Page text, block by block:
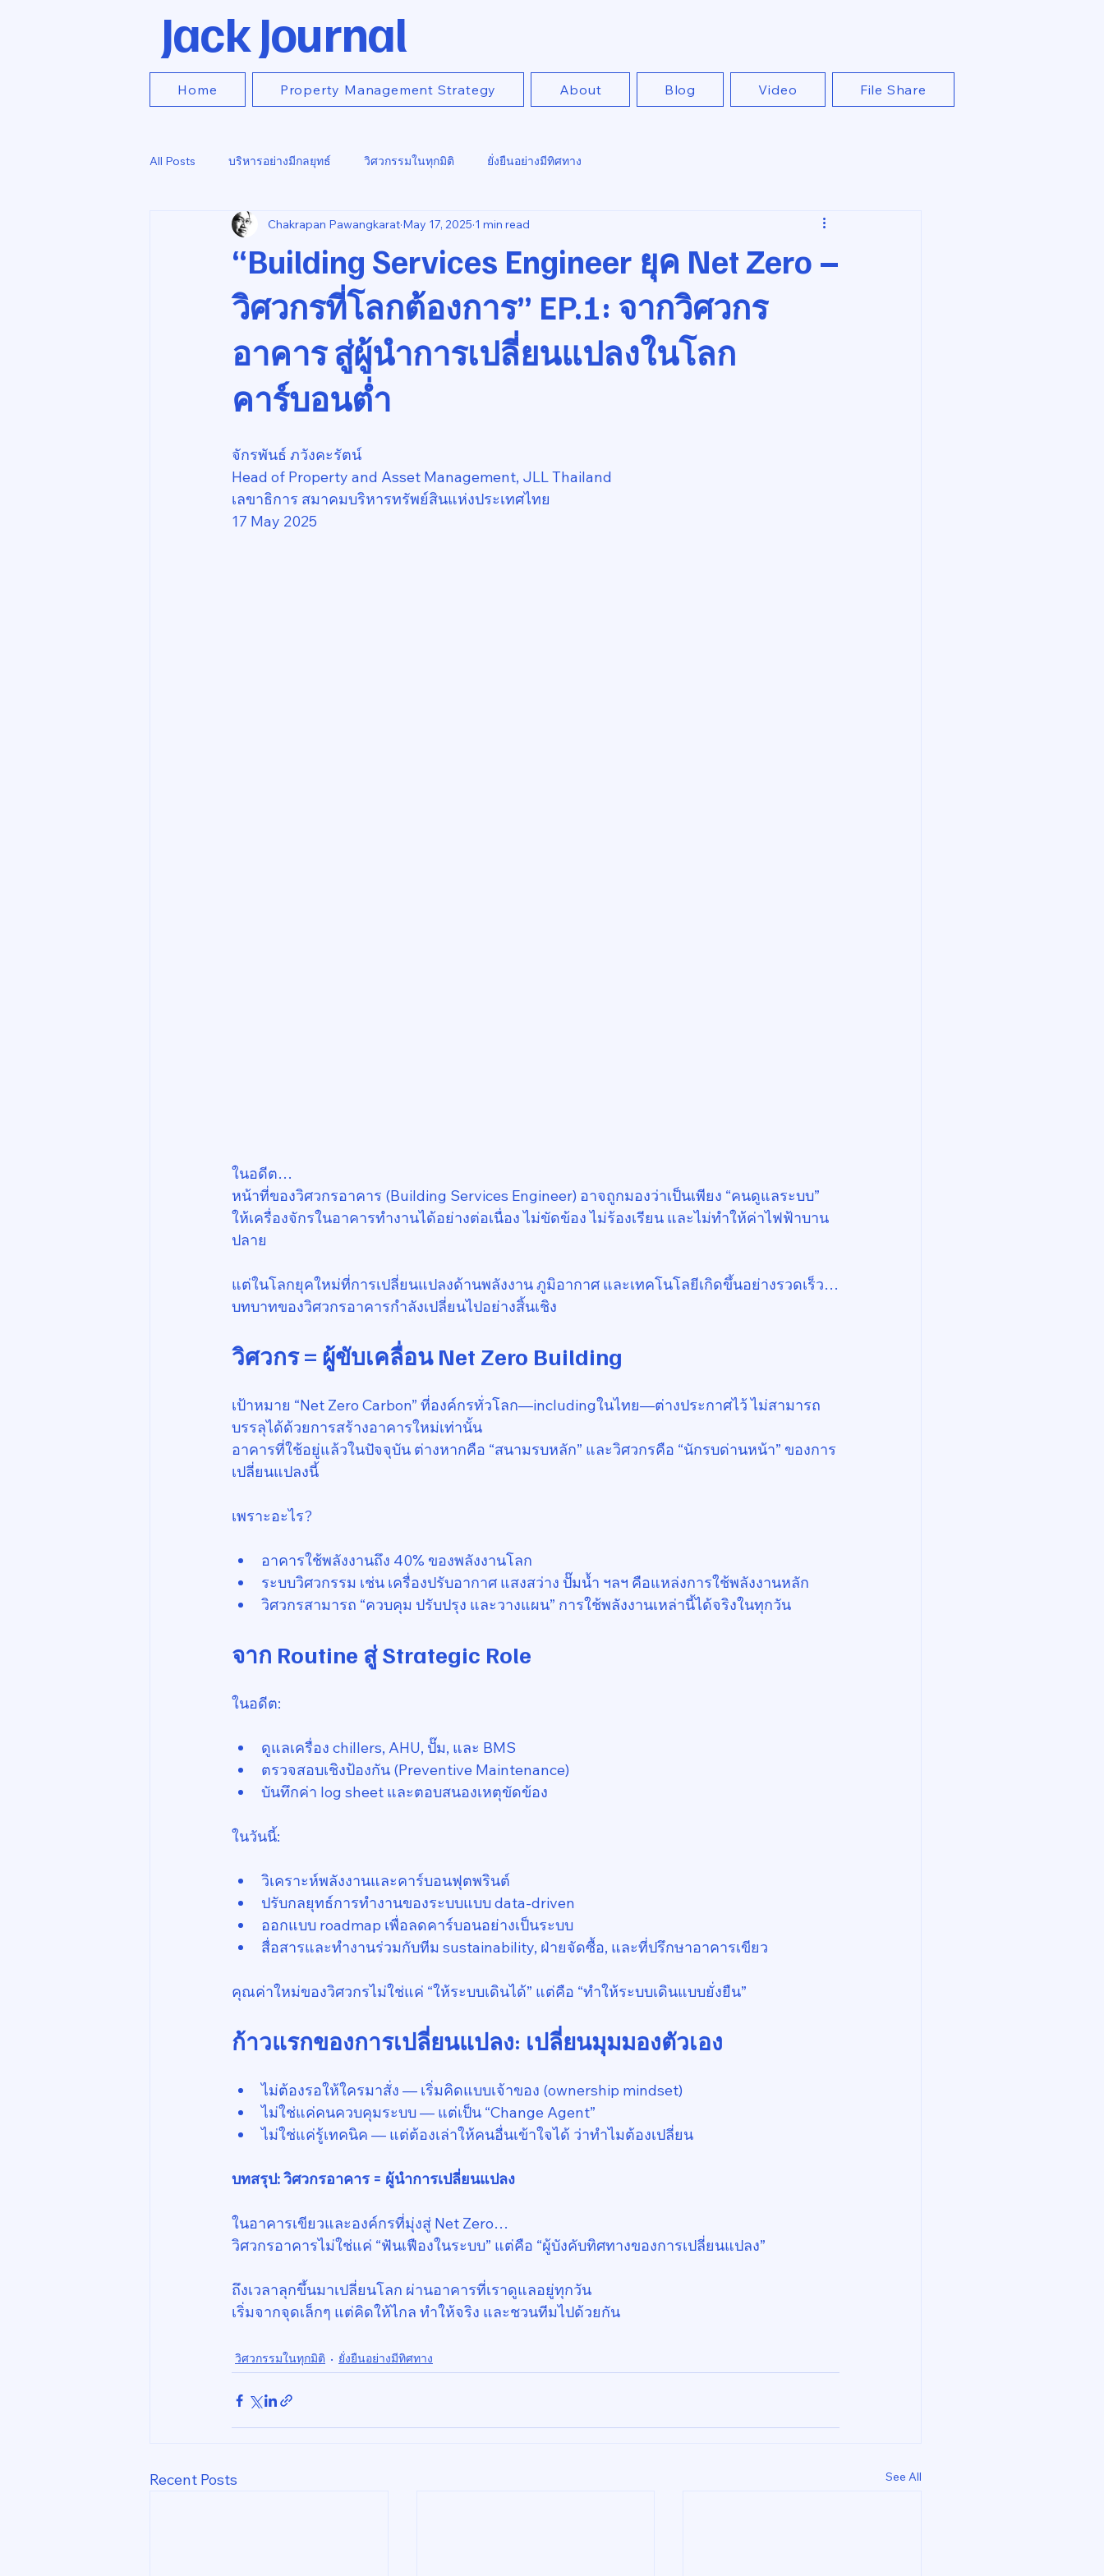
Jack Journal
Home Property Management Strategy About Blog Video File Share
All Posts บริหารอย่างมีกลยุทธ์ วิศวกรรมในทุกมิติ ยั่งยืนอย่างมีทิศทาง
“Building Services Engineer ยุค Net Zero –
วิศวกรที่โลกต้องการ” EP.1: จากวิศวกร
อาคาร สู่ผู้นำการเปลี่ยนแปลงในโลก
คาร์บอนต่ำ
Chakrapan Pawangkarat May 17, 2025 1 min read
จักรพันธ์ ภวังคะรัตน์
Head of Property and Asset Management, JLL Thailand
เลขาธิการ สมาคมบริหารทรัพย์สินแห่งประเทศไทย
17 May 2025
ในอดีต…
หน้าที่ของวิศวกรอาคาร (Building Services Engineer) อาจถูกมองว่าเป็นเพียง “คนดูแลระบบ”
ให้เครื่องจักรในอาคารทำงานได้อย่างต่อเนื่อง ไม่ขัดข้อง ไม่ร้องเรียน และไม่ทำให้ค่าไฟฟ้าบาน
ปลาย
แต่ในโลกยุคใหม่ที่การเปลี่ยนแปลงด้านพลังงาน ภูมิอากาศ และเทคโนโลยีเกิดขึ้นอย่างรวดเร็ว…
บทบาทของวิศวกรอาคารกำลังเปลี่ยนไปอย่างสิ้นเชิง
วิศวกร = ผู้ขับเคลื่อน Net Zero Building
เป้าหมาย “Net Zero Carbon” ที่องค์กรทั่วโลก—includingในไทย—ต่างประกาศไว้ ไม่สามารถ
บรรลุได้ด้วยการสร้างอาคารใหม่เท่านั้น
อาคารที่ใช้อยู่แล้วในปัจจุบัน ต่างหากคือ “สนามรบหลัก” และวิศวกรคือ “นักรบด่านหน้า” ของการ
เปลี่ยนแปลงนี้
เพราะอะไร?
อาคารใช้พลังงานถึง 40% ของพลังงานโลก
ระบบวิศวกรรม เช่น เครื่องปรับอากาศ แสงสว่าง ปั๊มน้ำ ฯลฯ คือแหล่งการใช้พลังงานหลัก
วิศวกรสามารถ “ควบคุม ปรับปรุง และวางแผน” การใช้พลังงานเหล่านี้ได้จริงในทุกวัน
จาก Routine สู่ Strategic Role
ในอดีต:
ดูแลเครื่อง chillers, AHU, ปั๊ม, และ BMS
ตรวจสอบเชิงป้องกัน (Preventive Maintenance)
บันทึกค่า log sheet และตอบสนองเหตุขัดข้อง
ในวันนี้:
วิเคราะห์พลังงานและคาร์บอนฟุตพรินต์
ปรับกลยุทธ์การทำงานของระบบแบบ data-driven
ออกแบบ roadmap เพื่อลดคาร์บอนอย่างเป็นระบบ
สื่อสารและทำงานร่วมกับทีม sustainability, ฝ่ายจัดซื้อ, และที่ปรึกษาอาคารเขียว
คุณค่าใหม่ของวิศวกรไม่ใช่แค่ “ให้ระบบเดินได้” แต่คือ “ทำให้ระบบเดินแบบยั่งยืน”
ก้าวแรกของการเปลี่ยนแปลง: เปลี่ยนมุมมองตัวเอง
ไม่ต้องรอให้ใครมาสั่ง — เริ่มคิดแบบเจ้าของ (ownership mindset)
ไม่ใช่แค่คนควบคุมระบบ — แต่เป็น “Change Agent”
ไม่ใช่แค่รู้เทคนิค — แต่ต้องเล่าให้คนอื่นเข้าใจได้ ว่าทำไมต้องเปลี่ยน
บทสรุป: วิศวกรอาคาร = ผู้นำการเปลี่ยนแปลง
ในอาคารเขียวและองค์กรที่มุ่งสู่ Net Zero…
วิศวกรอาคารไม่ใช่แค่ “ฟันเฟืองในระบบ” แต่คือ “ผู้บังคับทิศทางของการเปลี่ยนแปลง”
ถึงเวลาลุกขึ้นมาเปลี่ยนโลก ผ่านอาคารที่เราดูแลอยู่ทุกวัน
เริ่มจากจุดเล็กๆ แต่คิดให้ไกล ทำให้จริง และชวนทีมไปด้วยกัน
วิศวกรรมในทุกมิติ ยั่งยืนอย่างมีทิศทาง
Recent Posts See All